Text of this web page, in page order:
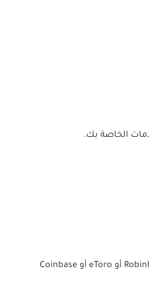
تعرف على الأسهم والعملات المشفرة وفرص الاستثمار الأخرى ، واكسب المال عن طريق الشراء بسعر منخفض والبيع بسعر مرتفع. استخدم منصات مثل Robinhood أو eToro أو Coinbase